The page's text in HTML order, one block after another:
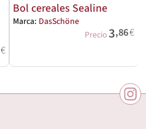
€
Bol cereales Sealine
Marca: DasSchöne
Precio3,86€